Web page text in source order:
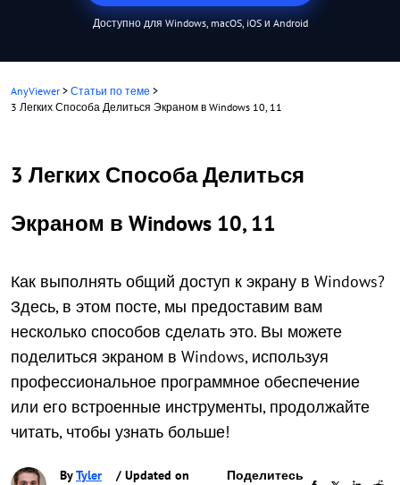
Доступно для Windows, macOS, iOS и Android
AnyViewer > Статьи по теме >
3 Легких Способа Делиться Экраном в Windows 10, 11
3 Легких Способа Делиться
Экраном в Windows 10, 11
Как выполнять общий доступ к экрану в Windows?
Здесь, в этом посте, мы предоставим вам
несколько способов сделать это. Вы можете
поделиться экраном в Windows, используя
профессиональное программное обеспечение
или его встроенные инструменты, продолжайте
читать, чтобы узнать больше!
ByTyler
/ Updated on
Поделитесь